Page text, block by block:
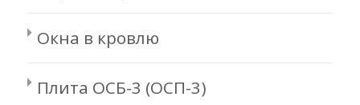
Окна в кровлю
Плита ОСБ-3 (ОСП-3)